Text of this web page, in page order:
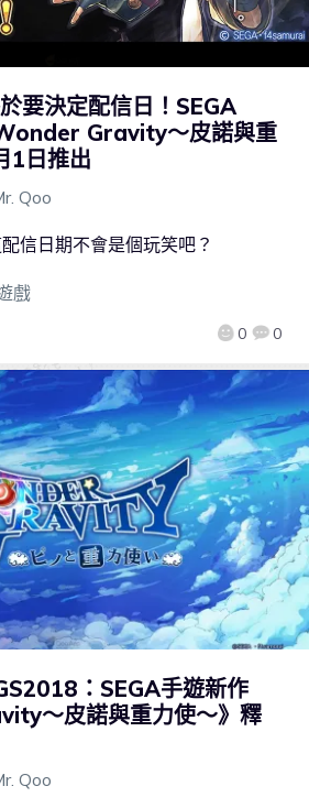
要決定配信日！SEGA
Gravity～皮諾與重
1日推出
Qoo
0 0
信日期不會是個玩笑吧？
戲
：SEGA手遊新作
～皮諾與重力使～》釋
Qoo